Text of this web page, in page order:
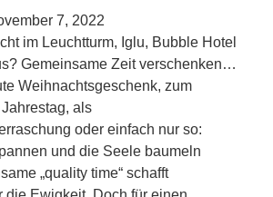
7, 2022
im Leuchtturm, Iglu, Bubble Hotel
Gemeinsame Zeit verschenken…
Weihnachtsgeschenk, zum
als
oder einfach nur so:
und die Seele baumeln
„quality time“ schafft